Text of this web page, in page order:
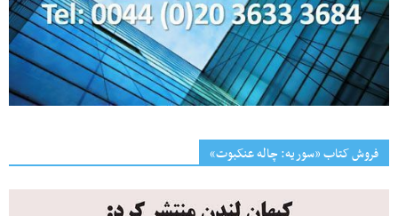
فروش کتاب «سوریه: چاله عنکبوت»